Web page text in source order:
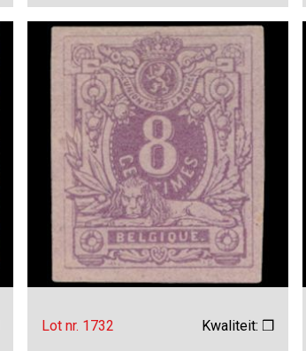
Lot nr. 1732 Kwaliteit: ❒